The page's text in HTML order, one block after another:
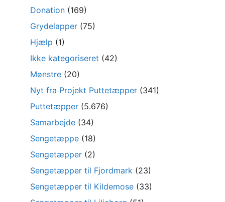
Donation (169)
Grydelapper (75)
Hjælp (1)
Ikke kategoriseret (42)
Mønstre (20)
Nyt fra Projekt Puttetæpper (341)
Puttetæpper (5.676)
Samarbejde (34)
Sengetæppe (18)
Sengetæpper (2)
Sengetæpper til Fjordmark (23)
Sengetæpper til Kildemose (33)